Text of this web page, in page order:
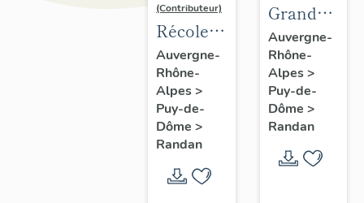
(Contributeur)
Récolement-
inventaire
du fonds
mobilier
du
domaine
royal de
Randan
Auvergne-
Rhône-
Alpes>
Puy-de-
Dôme >
Randan
Grand
potager
Auvergne-
Rhône-
Alpes>
Puy-de-
Dôme >
Randan